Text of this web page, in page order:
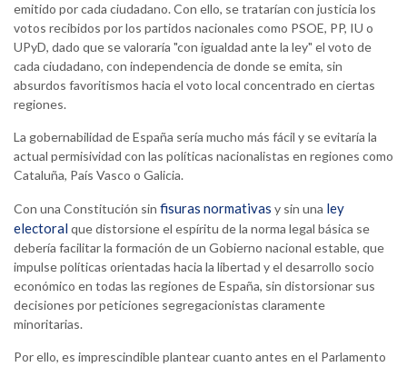
emitido por cada ciudadano. Con ello, se tratarían con justicia los
votos recibidos por los partidos nacionales como PSOE, PP, IU o
UPyD, dado que se valoraría "con igualdad ante la ley" el voto de
cada ciudadano, con independencia de donde se emita, sin
absurdos favoritismos hacia el voto local concentrado en ciertas
regiones.
La gobernabilidad de España sería mucho más fácil y se evitaría la
actual permisividad con las políticas nacionalistas en regiones como
Cataluña, País Vasco o Galicia.
Con una Constitución sin fisuras normativas y sin una ley
electoral que distorsione el espíritu de la norma legal básica se
debería facilitar la formación de un Gobierno nacional estable, que
impulse políticas orientadas hacia la libertad y el desarrollo socio
económico en todas las regiones de España, sin distorsionar sus
decisiones por peticiones segregacionistas claramente
minoritarias.
Por ello, es imprescindible plantear cuanto antes en el Parlamento